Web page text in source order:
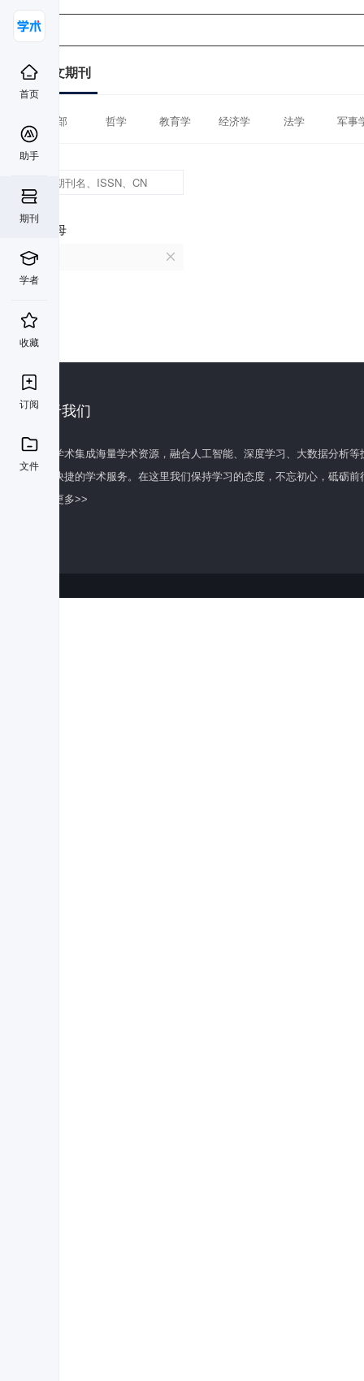
首页
助手
期刊
学者
收藏
订阅
文件
中文期刊
全部 哲学 教育学 经济学 法学 军事
首字母
U
关于我们
百度学术集成海量学术资源，融合人工智能、深度学习、大数据分析
全面快捷的学术服务。在这里我们保持学习的态度，不忘初心，砥砺前
了解更多>>